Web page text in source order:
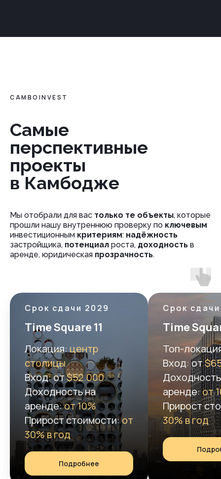
CAMBOINVEST
Самые
перспективные
проекты
в Камбодже
Мы отобрали для вас только те объекты, которые
прошли нашу внутреннюю проверку по ключевым
инвестиционным критериям: надёжность
застройщика, потенциал роста, доходность в
аренде, юридическая прозрачность.
Срок сдачи 2029
Time Square 11
Локация:центр
столицы
Вход: от$52.000
Доходность на
аренде:от 10%
Прирост стоимости:от
30% в год
Подробнее
Срок
Time
Топ-
Вход: от
аренде:от
Прирост
30% в год